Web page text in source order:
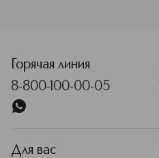
Горячая линия
8-800-100-00-05
Для вас